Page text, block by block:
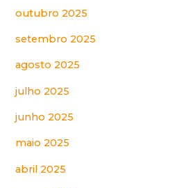
outubro 2025
setembro 2025
agosto 2025
julho 2025
junho 2025
maio 2025
abril 2025